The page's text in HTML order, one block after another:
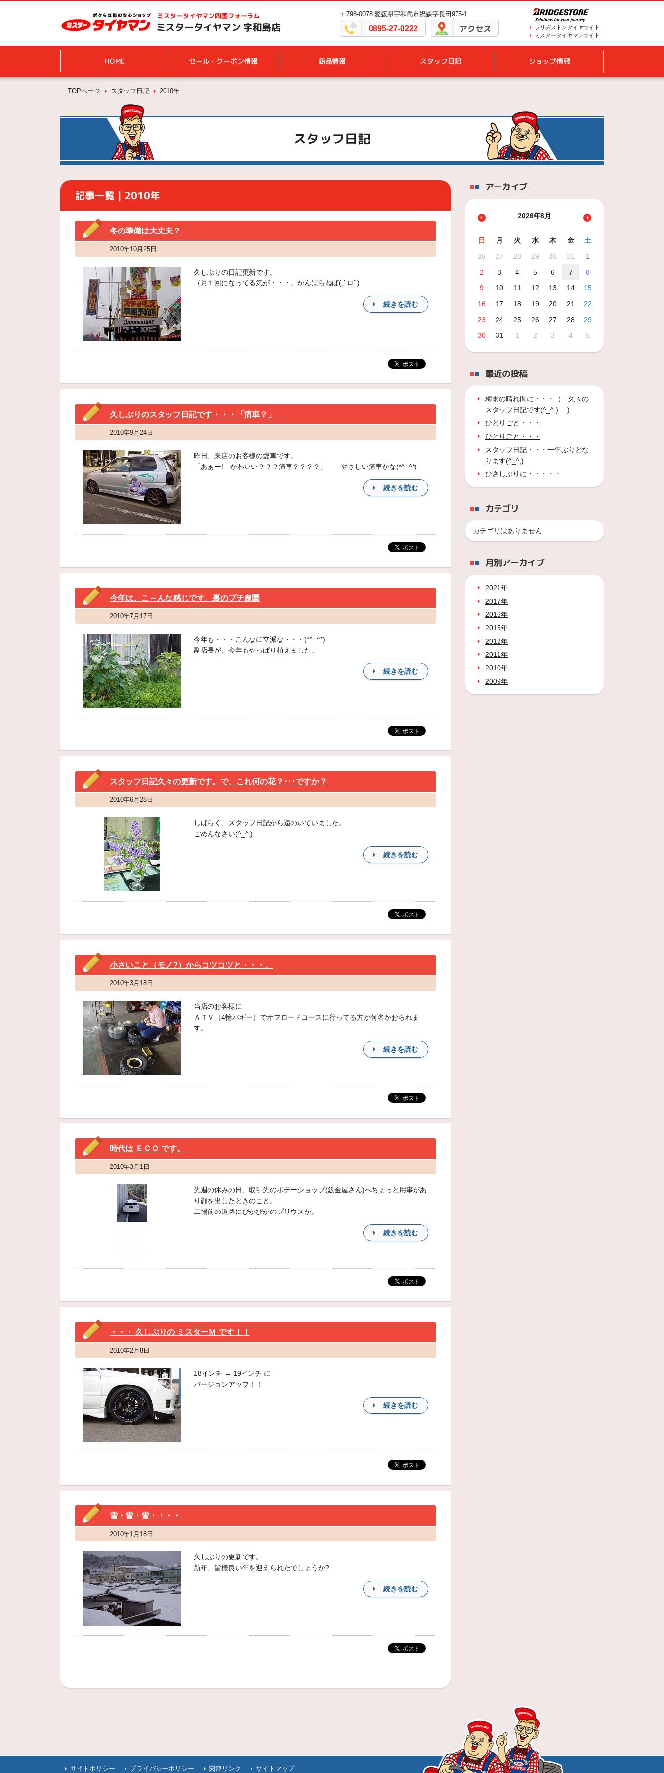
ミスタータイヤマン四国フォーラム
ミスタータイヤマン 宇和島店
〒798-0078 愛媛県宇和島市祝森字長田975-1
0895-27-0222 アクセス
ブリヂストンタイヤサイト
ミスタータイヤマンサイト
HOME セール・クーポン情報 商品情報 スタッフ日記 ショップ情報
TOPページ スタッフ日記 2010年
スタッフ日記
記事一覧｜2010年
冬の準備は大丈夫？
2010年10月25日
久しぶりの日記更新です。
（月１回になってる気が・・・。がんばらねば(;ﾟロﾟ)
続きを読む
久しぶりのスタッフ日記です・・・「痛車？」
2010年9月24日
昨日、来店のお客様の愛車です。
「あぁー! かわいい？？？痛車？？？？」 やさしい痛車かな(*^_^*)
続きを読む
今年は、こ～んな感じです。裏のプチ農園
2010年7月17日
今年も・・・こんなに立派な・・・(*^_^*)
副店長が、今年もやっぱり植えました。
続きを読む
スタッフ日記久々の更新です。で、これ何の花？･･･ですか？
2010年6月28日
しばらく、スタッフ日記から遠のいていました。
ごめんなさい(^_^;)
続きを読む
小さいこと（モノ?）からコツコツと・・・。
2010年3月18日
当店のお客様に
ＡＴＶ（4輪バギー）でオフロードコースに行ってる方が何名かおられま
す。
続きを読む
時代は ＥＣＯ です。
2010年3月1日
先週の休みの日、取引先のボデーショップ(鈑金屋さん)へちょっと用事があ
り顔を出したときのこと。
工場前の道路にぴかぴかのプリウスが。
続きを読む
・・・ 久しぶりの ミスターＭ です！！
2010年2月8日
18インチ → 19インチ に
バージョンアップ！！
続きを読む
雪・雪・雪・・・・
2010年1月18日
久しぶりの更新です。
新年、皆様良い年を迎えられたでしょうか?
続きを読む
アーカイブ
2026年8月
日 月 火 水 木 金
土
26
27 28 29 30 31
1
2
3 4 5 6 7
8
9
10 11 12 13 14
15
16
17 18 19 20 21
22
23
24 25 26 27 28
29
30
31 1 2 3 4 5
最近の投稿
梅雨の晴れ間に・・・（ 久々の
スタッフ日記です(^_^;) )
ひとりごと・・・
ひとりごと・・・
スタッフ日記・・・一年ぶりとな
ります(^_^;)
ひさしぶりに・・・・・
カテゴリ
カテゴリはありません
月別アーカイブ
2021年
2017年
2016年
2015年
2012年
2011年
2010年
2009年
サイトポリシー プライバシーポリシー 関連リンク サイトマップ